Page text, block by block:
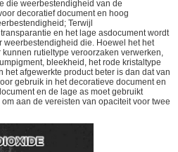
die weerbestendigheid van de
decoratief document en hoog
Terwijl
en het lage asdocument wordt
weerbestendigheid die. Hoewel het het
rutieltype veroorzaken verwerken,
bleekheid, het rode kristaltype
het afgewerkte product beter is dan dat van
gebruik in het decoratieve document en
en de lage as moet gebruikt
aan de vereisten van opaciteit voor twee